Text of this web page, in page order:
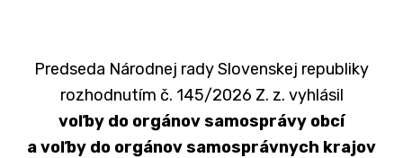
Predseda Národnej rady Slovenskej republiky
rozhodnutím č. 145/2026 Z. z. vyhlásil
voľby do orgánov samosprávy obcí
a voľby do orgánov samosprávnych krajov